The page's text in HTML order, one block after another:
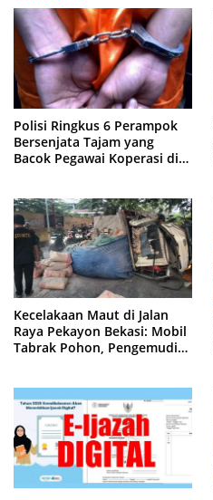
Polisi Ringkus 6 Perampok
Bersenjata Tajam yang
Bacok Pegawai Koperasi di
Kecelakaan Maut di Jalan
Raya Pekayon Bekasi: Mobil
Tabrak Pohon, Pengemudi